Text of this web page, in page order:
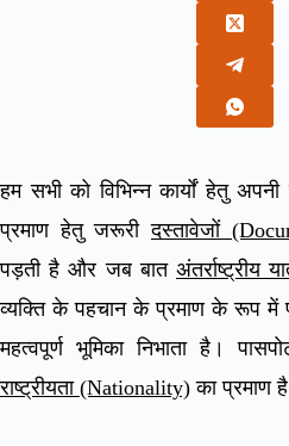
हम सभी को विभिन्न कार्यों हेतु
प्रमाण हेतु जरूरीदस्तावेजों
पड़ती है और जब बातअंतर्राष्ट्रीय
व्यक्ति के पहचान के प्रमाण के रूप में
महत्वपूर्ण भूमिका निभाता है।
राष्ट्रीयता (Nationality) का प्रमाण